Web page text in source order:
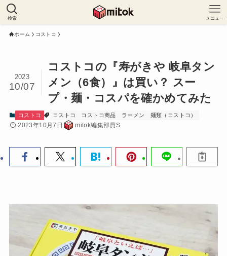
検索 メニュー
ホーム コストコ
コストコの『寿がきや 岐阜タン
メン（6食）』は買い？ スー
プ・麺・コスパを確かめてみた
2023
10/07
コストコ コストコ コストコ商品 ラーメン 麺類（コストコ）
2023年10月7日 mitok編集部員S